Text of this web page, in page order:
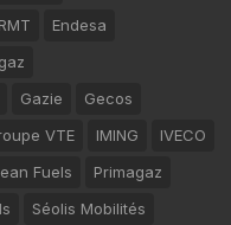
Endesa
Gazie
Gecos
VTE IMING
IVECO
Fuels
Primagaz
Séolis Mobilités